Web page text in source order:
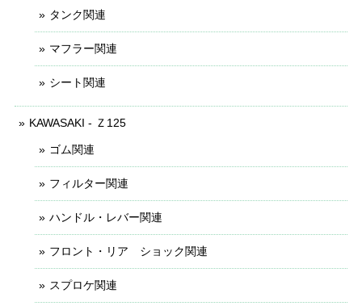
タンク関連
マフラー関連
シート関連
KAWASAKI - Ｚ125
ゴム関連
フィルター関連
ハンドル・レバー関連
フロント・リア ショック関連
スプロケ関連